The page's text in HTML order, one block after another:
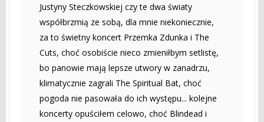
Justyny Steczkowskiej czy te dwa światy
współbrzmią ze sobą, dla mnie niekoniecznie,
za to świetny koncert Przemka Zdunka i The
Cuts, choć osobiście nieco zmieniłbym setlistę,
bo panowie mają lepsze utwory w zanadrzu,
klimatycznie zagrali The Spiritual Bat, choć
pogoda nie pasowała do ich występu... kolejne
koncerty opuściłem celowo, choć Blindead i